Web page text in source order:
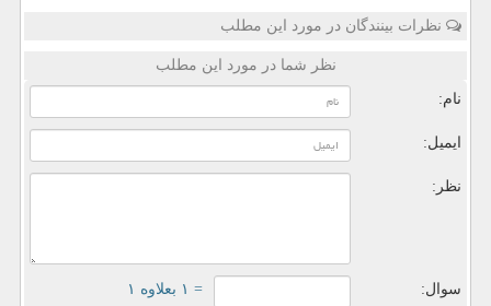
نظرات بینندگان در مورد این مطلب
نظر شما در مورد این مطلب
نام:
ایمیل:
نظر:
سوال: = ۱ بعلاوه ۱